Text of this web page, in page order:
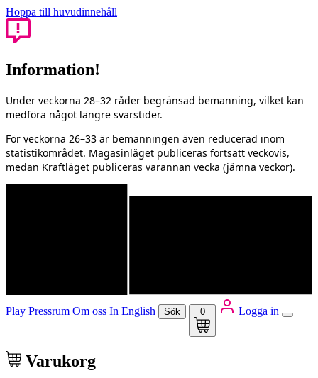
Hoppa till huvudinnehåll
Information!
Under veckorna 28–32 råder begränsad bemanning, vilket kan
medföra något längre svarstider.
För veckorna 26–33 är bemanningen även reducerad inom
statistikområdet. Magasinläget publiceras fortsatt veckovis,
medan Kraftläget publiceras varannan vecka (jämna veckor).
Play Pressrum Om oss In English Sök 0 Logga in
Varukorg